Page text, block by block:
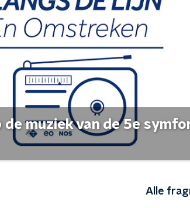
de muziek van de 5e
Alle